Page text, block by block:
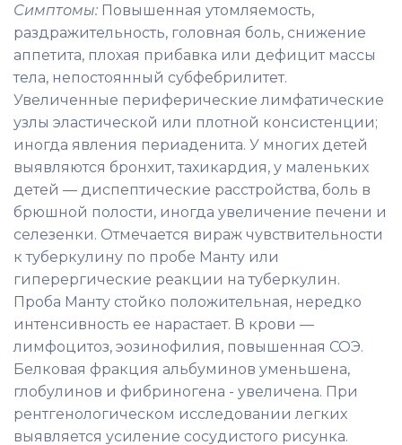
Симптомы: Повышенная утомляемость,
раздражительность, головная боль, снижение
аппетита, плохая прибавка или дефицит массы
тела, непостоянный субфебрилитет.
Увеличенные периферические лимфатические
узлы эластической или плотной консистенции;
иногда явления периаденита. У многих детей
выявляются бронхит, тахикардия, у маленьких
детей — диспептические расстройства, боль в
брюшной полости, иногда увеличение печени и
селезенки. Отмечается вираж чувствительности
к туберкулину по пробе Манту или
гиперергические реакции на туберкулин.
Проба Манту стойко положительная, нередко
интенсивность ее нарастает. В крови —
лимфоцитоз, эозинофилия, повышенная СОЭ.
Белковая фракция альбуминов уменьшена,
глобулинов и фибриногена - увеличена. При
рентгенологическом исследовании легких
выявляется усиление сосудистого рисунка.